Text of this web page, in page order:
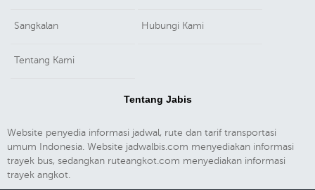
Sangkalan Hubungi Kami
Tentang Kami
Tentang Jabis
Website penyedia informasi jadwal, rute dan tarif transportasi
umum Indonesia. Website jadwalbis.com menyediakan informasi
trayek bus, sedangkan ruteangkot.com menyediakan informasi
trayek angkot.